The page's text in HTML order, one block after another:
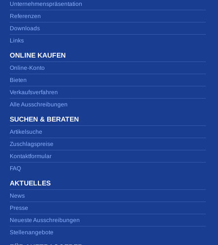
Unternehmenspräsentation
Referenzen
Downloads
Links
ONLINE KAUFEN
Online-Konto
Bieten
Verkaufsverfahren
Alle Ausschreibungen
SUCHEN & BERATEN
Artikelsuche
Zuschlagspreise
Kontaktformular
FAQ
AKTUELLES
News
Presse
Neueste Ausschreibungen
Stellenangebote